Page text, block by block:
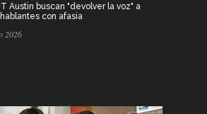
Austin buscan "devolver la voz" a
con afasia
2026